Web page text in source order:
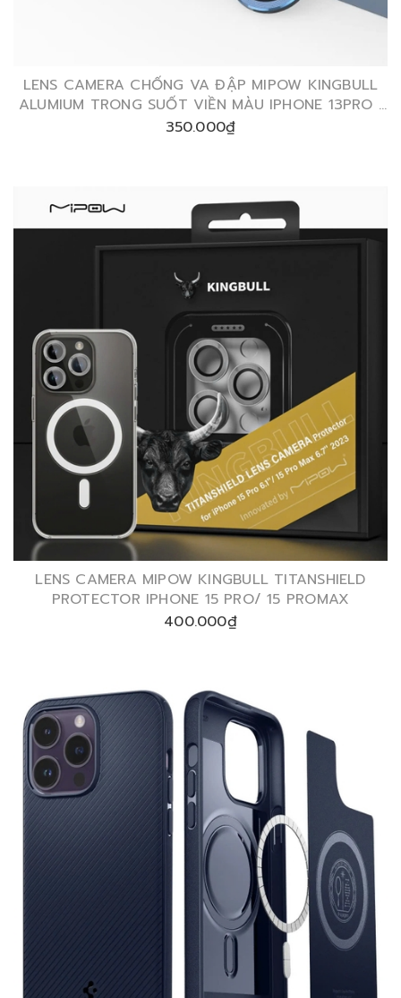
LENS CAMERA CHỐNG VA ĐẬP MIPOW KINGBULL
ALUMIUM TRONG SUỐT VIỀN MÀU IPHONE 13PRO I
13PROMAX
350.000₫
LENS CAMERA MIPOW KINGBULL TITANSHIELD
PROTECTOR IPHONE 15 PRO/ 15 PROMAX
400.000₫